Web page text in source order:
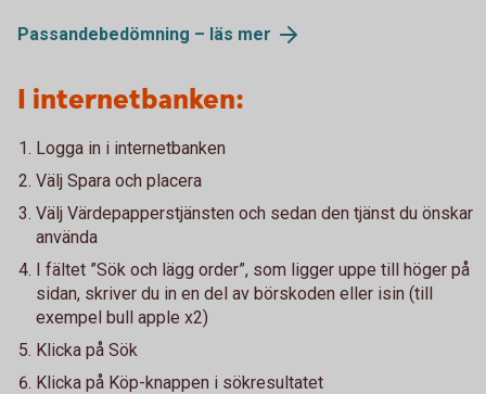
Passandebedömning – läs mer
I internetbanken:
Logga in i internetbanken
Välj Spara och placera
Välj Värdepapperstjänsten och sedan den tjänst du önskar
använda
I fältet ”Sök och lägg order”, som ligger uppe till höger på
sidan, skriver du in en del av börskoden eller isin (till
exempel bull apple x2)
Klicka på Sök
Klicka på Köp-knappen i sökresultatet